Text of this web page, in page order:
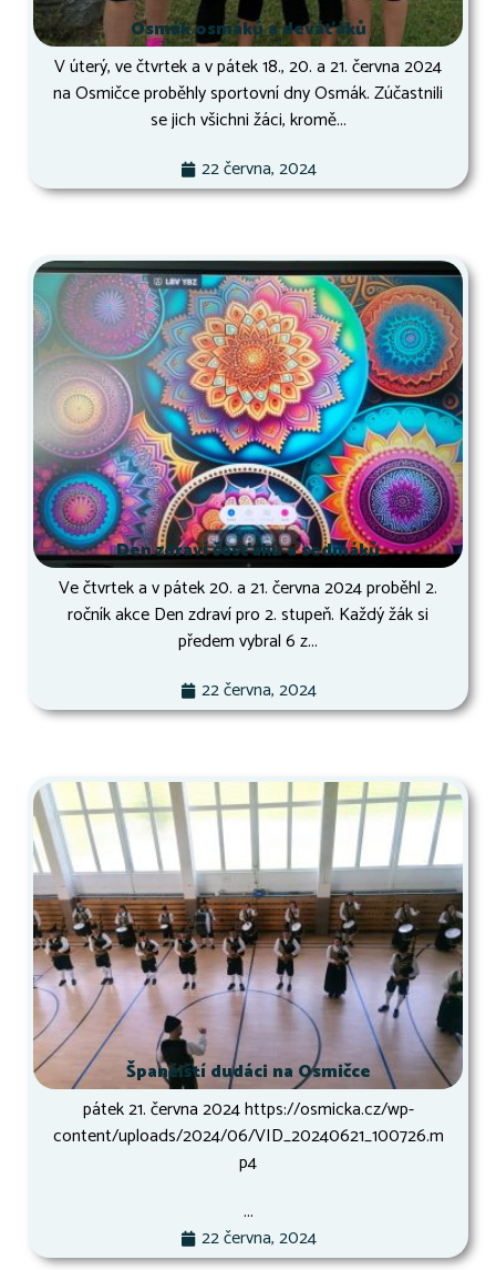
Osmák osmáků a deváťáků
V úterý, ve čtvrtek a v pátek 18., 20. a 21. června 2024
na Osmičce proběhly sportovní dny Osmák. Zúčastnili
se jich všichni žáci, kromě...
22 června, 2024
Den zdraví šesťáků a sedmáků
Ve čtvrtek a v pátek 20. a 21. června 2024 proběhl 2.
ročník akce Den zdraví pro 2. stupeň. Každý žák si
předem vybral 6 z...
22 června, 2024
Španělští dudáci na Osmičce
pátek 21. června 2024 https://osmicka.cz/wp-
content/uploads/2024/06/VID_20240621_100726.m
p4
...
22 června, 2024